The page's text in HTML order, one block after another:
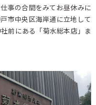
事の合間をみてお昼休みに
市中央区海岸通に立地して
前にある「菊水総本店」ま